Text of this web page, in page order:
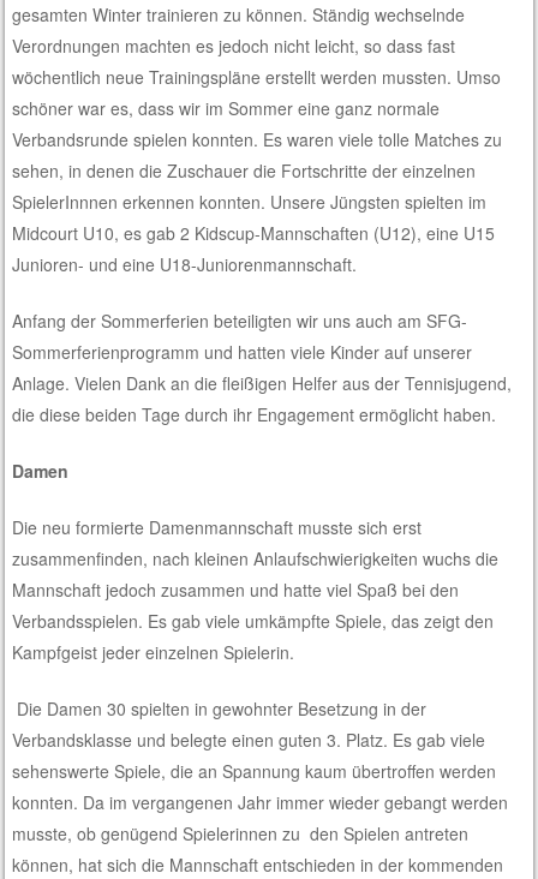
gesamten Winter trainieren zu können. Ständig wechselnde
Verordnungen machten es jedoch nicht leicht, so dass fast
wöchentlich neue Trainingspläne erstellt werden mussten. Umso
schöner war es, dass wir im Sommer eine ganz normale
Verbandsrunde spielen konnten. Es waren viele tolle Matches zu
sehen, in denen die Zuschauer die Fortschritte der einzelnen
SpielerInnnen erkennen konnten. Unsere Jüngsten spielten im
Midcourt U10, es gab 2 Kidscup-Mannschaften (U12), eine U15
Junioren- und eine U18-Juniorenmannschaft.
Anfang der Sommerferien beteiligten wir uns auch am SFG-
Sommerferienprogramm und hatten viele Kinder auf unserer
Anlage. Vielen Dank an die fleißigen Helfer aus der Tennisjugend,
die diese beiden Tage durch ihr Engagement ermöglicht haben.
Damen
Die neu formierte Damenmannschaft musste sich erst
zusammenfinden, nach kleinen Anlaufschwierigkeiten wuchs die
Mannschaft jedoch zusammen und hatte viel Spaß bei den
Verbandsspielen. Es gab viele umkämpfte Spiele, das zeigt den
Kampfgeist jeder einzelnen Spielerin.
Die Damen 30 spielten in gewohnter Besetzung in der
Verbandsklasse und belegte einen guten 3. Platz. Es gab viele
sehenswerte Spiele, die an Spannung kaum übertroffen werden
konnten. Da im vergangenen Jahr immer wieder gebangt werden
musste, ob genügend Spielerinnen zu den Spielen antreten
können, hat sich die Mannschaft entschieden in der kommenden